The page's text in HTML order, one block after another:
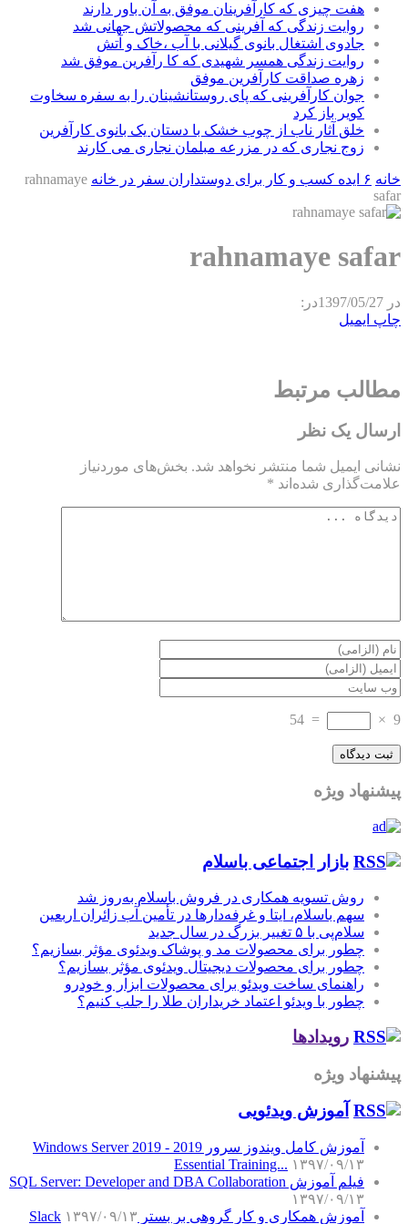
هفت چیزی که کارآفرینان موفق به آن باور دارند
روایت زندگی که آفرینی که محصولاتش جهانی شد
جادوی اشتغال بانوی گیلانی با آب ،خاک و آتش
روایت زندگی همسر شهیدی که کا رآفرین موفق شد
زهره صداقت کارآفرین موفق
جوان کارآفرینی که پای روستانشینان را به سفره سخاوت
کویر باز کرد
خلق آثار ناب از چوب خشک با دستان یک بانوی کارآفرین
زوج نجاری که در مزرعه مبلمان نجاری می کارند
خانه ۶ ایده کسب و کار برای دوستداران سفر در خانه
rahnamaye
safar
rahnamaye safar
در 1397/05/27در:
چاپ ایمیل
مطالب مرتبط
ارسال یک نظر
نشانی ایمیل شما منتشر نخواهد شد. بخش‌های موردنیاز
علامت‌گذاری شده‌اند *
9
×
=
54
پیشنهاد ویژه
بازار اجتماعی باسلام
روش تسویه همکاری در فروش باسلام به‌روز شد
سهم باسلام، ایتا و غرفه‌دارها در تأمین آب زائران اربعین
سلام‌پی با ۵ تغییر بزرگ در سال جدید
چطور برای محصولات مد و پوشاک ویدئوی مؤثر بسازیم؟
چطور برای محصولات دیجیتال ویدئوی مؤثر بسازیم؟
راهنمای ساخت ویدئو برای محصولات ابزار و خودرو
چطور با ویدئو اعتماد خریداران طلا را جلب کنیم؟
رویدادها
پیشنهاد ویژه
آموزش‌ ویدئویی
آموزش کامل ویندوز سرور 2019 - Windows Server 2019
Essential Training... ۱۳۹۷/۰۹/۱۳
فیلم آموزش SQL Server: Developer and DBA Collaboration
۱۳۹۷/۰۹/۱۳
آموزش همکاری و کار گروهی بر بستر Slack ۱۳۹۷/۰۹/۱۳